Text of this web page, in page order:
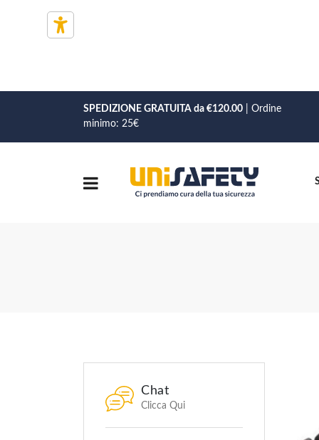
SPEDIZIONE GRATUITA da €120.00 | Ordine
minimo: 25€
Chat
Clicca Qui